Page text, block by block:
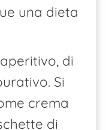
una dieta
di
Si
crema
di